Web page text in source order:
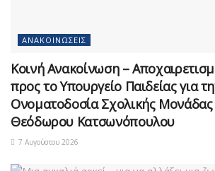
ΑΝΑΚΟΙΝΏΣΕΙΣ
Κοινή Ανακοίνωση –
προς το Υπουργείο Παιδείας για
Ονοματοδοσία Σχολικής
Θεόδωρου Κατσωνόπουλου
7 Αυγούστου 2026